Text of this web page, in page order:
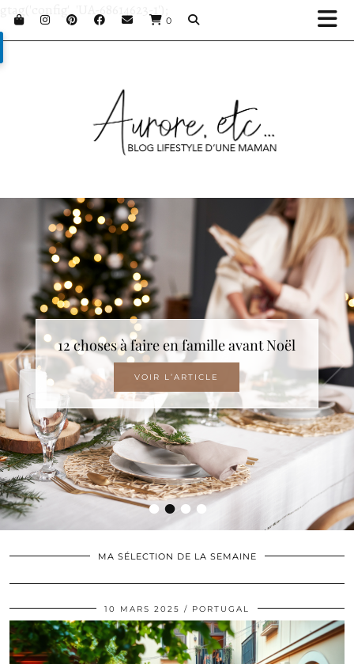
0
gtag('config', 'UA-68614623-1');
••••
12 choses à faire en famille avant Noël
VOIR L’ARTICLE
MA SÉLECTION DE LA SEMAINE
10 MARS 2025 PORTUGAL